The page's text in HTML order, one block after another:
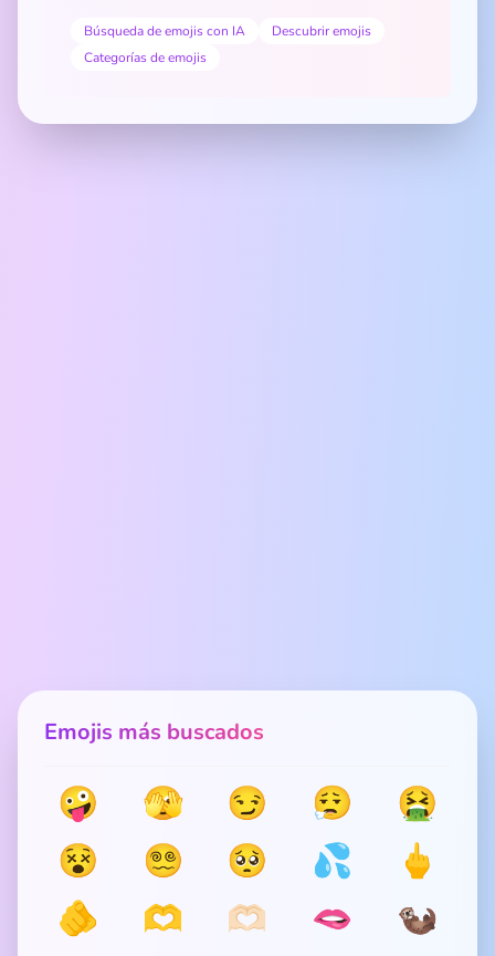
Búsqueda de emojis con IA
Descubrir emojis
Categorías de emojis
Emojis más buscados
🤪 🫣 😏 😮‍💨
🤮
😵
😵‍💫 🥺 💦
🖕
🫵
🫶 🫶🏻 🫦
🦦